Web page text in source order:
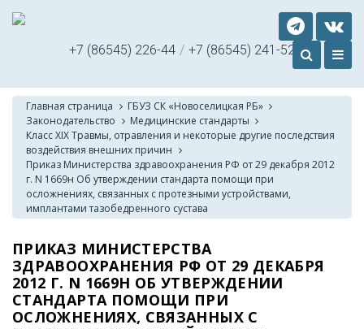
+7 (86545) 226-44 / +7 (86545) 241-52
Главная страница
ГБУЗ СК «Новоселицкая РБ»
Законодательство
Медицинские стандарты
Класс XIX Травмы, отравления и некоторые другие последствия
воздействия внешних причин
Приказ Министерства здравоохранения РФ от 29 декабря 2012
г. N 1669н Об утверждении стандарта помощи при
осложнениях, связанных с протезными устройствами,
имплантами тазобедренного сустава
ПРИКАЗ МИНИСТЕРСТВА
ЗДРАВООХРАНЕНИЯ РФ ОТ 29 ДЕКАБРЯ
2012 Г. N 1669Н ОБ УТВЕРЖДЕНИИ
СТАНДАРТА ПОМОЩИ ПРИ
ОСЛОЖНЕНИЯХ, СВЯЗАННЫХ С